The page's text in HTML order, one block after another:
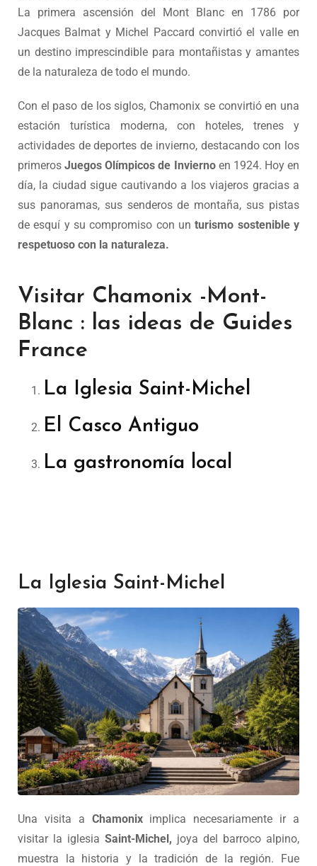
La primera ascensión del Mont Blanc en 1786 por
Jacques Balmat y Michel Paccard convirtió el valle en
un destino imprescindible para montañistas y amantes
de la naturaleza de todo el mundo.
Con el paso de los siglos, Chamonix se convirtió en una
estación turística moderna, con hoteles, trenes y
actividades de deportes de invierno, destacando con los
primerosJuegos Olímpicos de Inviernoen 1924. Hoy en
día, la ciudad sigue cautivando a los viajeros gracias a
sus panoramas, sus senderos de montaña, sus pistas
de esquí y su compromiso con unturismo sostenible y
respetuoso con la naturaleza.
Visitar Chamonix -Mont-
Blanc : las ideas de Guides
France
La Iglesia Saint-Michel
El Casco Antiguo
La gastronomía local
La Iglesia Saint-Michel
Una visita a Chamonix implica necesariamente ir a
visitar la iglesia Saint-Michel, joya del barroco alpino,
muestra la historia y la tradición de la región. Fue